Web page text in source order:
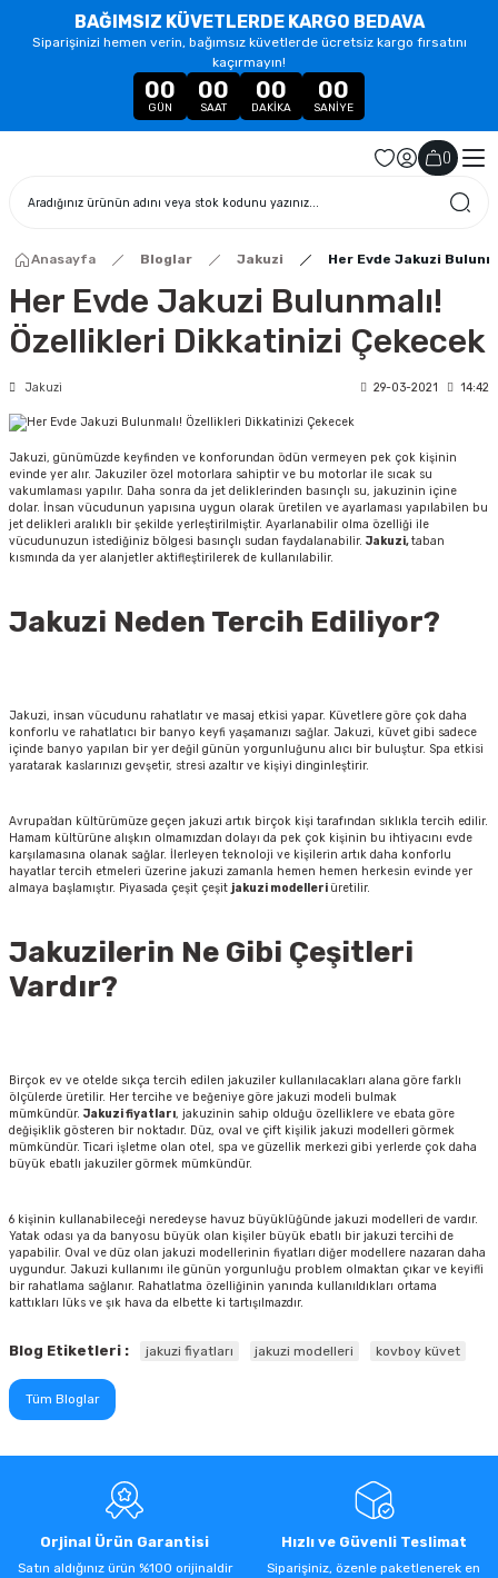
BAĞIMSIZ KÜVETLERDE KARGO BEDAVA
Siparişinizi hemen verin, bağımsız küvetlerde ücretsiz kargo fırsatını
kaçırmayın!
00
GÜN
00
SAAT
00
DAKIKA
00
SANIYE
()
Anasayfa Bloglar Jakuzi Her Evde Jakuzi
Her Evde Jakuzi Bulunmalı!
Özellikleri Dikkatinizi Çekecek
Jakuzi 29-03-2021 14:42
Jakuzi, günümüzde keyfinden ve konforundan ödün vermeyen pek çok kişinin
evinde yer alır. Jakuziler özel motorlara sahiptir ve bu motorlar ile sıcak su
vakumlaması yapılır. Daha sonra da jet deliklerinden basınçlı su, jakuzinin içine
dolar. İnsan vücudunun yapısına uygun olarak üretilen ve ayarlaması yapılabilen bu
jet delikleri aralıklı bir şekilde yerleştirilmiştir. Ayarlanabilir olma özelliği ile
vücudunuzun istediğiniz bölgesi basınçlı sudan faydalanabilir. Jakuzi,taban
kısmında da yer alanjetler aktifleştirilerek de kullanılabilir.
Jakuzi Neden Tercih Ediliyor?
Jakuzi, insan vücudunu rahatlatır ve masaj etkisi yapar. Küvetlere göre çok daha
konforlu ve rahatlatıcı bir banyo keyfi yaşamanızı sağlar. Jakuzi, küvet gibi sadece
içinde banyo yapılan bir yer değil günün yorgunluğunu alıcı bir buluştur. Spa etkisi
yaratarak kaslarınızı gevşetir, stresi azaltır ve kişiyi dinginleştirir.
Avrupa’dan kültürümüze geçen jakuzi artık birçok kişi tarafından sıklıkla tercih edilir.
Hamam kültürüne alışkın olmamızdan dolayı da pek çok kişinin bu ihtiyacını evde
karşılamasına olanak sağlar. İlerleyen teknoloji ve kişilerin artık daha konforlu
hayatlar tercih etmeleri üzerine jakuzi zamanla hemen hemen herkesin evinde yer
almaya başlamıştır. Piyasada çeşit çeşit jakuzi modelleri üretilir.
Jakuzilerin Ne Gibi Çeşitleri
Vardır?
Birçok ev ve otelde sıkça tercih edilen jakuziler kullanılacakları alana göre farklı
ölçülerde üretilir. Her tercihe ve beğeniye göre jakuzi modeli bulmak
mümkündür. Jakuzi fiyatları, jakuzinin sahip olduğu özelliklere ve ebata göre
değişiklik gösteren bir noktadır. Düz, oval ve çift kişilik jakuzi modelleri görmek
mümkündür. Ticari işletme olan otel, spa ve güzellik merkezi gibi yerlerde çok daha
büyük ebatlı jakuziler görmek mümkündür.
6 kişinin kullanabileceği neredeyse havuz büyüklüğünde jakuzi modelleri de vardır.
Yatak odası ya da banyosu büyük olan kişiler büyük ebatlı bir jakuzi tercihi de
yapabilir. Oval ve düz olan jakuzi modellerinin fiyatları diğer modellere nazaran daha
uygundur. Jakuzi kullanımı ile günün yorgunluğu problem olmaktan çıkar ve keyifli
bir rahatlama sağlanır. Rahatlatma özelliğinin yanında kullanıldıkları ortama
kattıkları lüks ve şık hava da elbette ki tartışılmazdır.
Blog Etiketleri : jakuzi fiyatları jakuzi modelleri kovboy küvet
Tüm Bloglar
Orjinal Ürün Garantisi
Satın aldığınız ürün %100 orijinaldir
Hızlı ve Güvenli Teslimat
Siparişiniz, özenle paketlenerek en